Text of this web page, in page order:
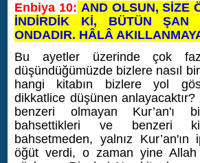
Enbiya 10: AND OLSUN, SİZE
İNDİRDİK Kİ, BÜTÜN ŞAN
ONDADIR. HÂLÂ
Bu ayetler üzerinde çok
düşündüğümüzde bizlere nasıl
hangi kitabın bizlere yol
dikkatlice düşünen anlayacaktır?
benzeri olmayan Kur’an'ı
bahsettikleri ve benzeri
bahsetmeden, yalnız Kur’an'ın
öğüt verdi, o zaman yine Allah